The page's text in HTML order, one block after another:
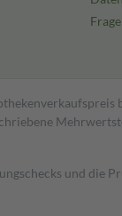
und die